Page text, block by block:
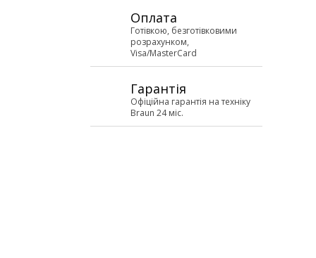
Оплата
Готівкою, безготівковими
розрахунком,
Visa/MasterCard
Гарантія
Офіційна гарантія на техніку
Braun 24 міс.